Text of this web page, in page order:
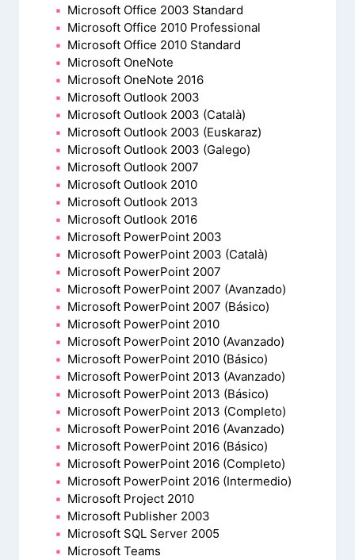
Microsoft Office 2003 Standard
Microsoft Office 2010 Professional
Microsoft Office 2010 Standard
Microsoft OneNote
Microsoft OneNote 2016
Microsoft Outlook 2003
Microsoft Outlook 2003 (Català)
Microsoft Outlook 2003 (Euskaraz)
Microsoft Outlook 2003 (Galego)
Microsoft Outlook 2007
Microsoft Outlook 2010
Microsoft Outlook 2013
Microsoft Outlook 2016
Microsoft PowerPoint 2003
Microsoft PowerPoint 2003 (Català)
Microsoft PowerPoint 2007
Microsoft PowerPoint 2007 (Avanzado)
Microsoft PowerPoint 2007 (Básico)
Microsoft PowerPoint 2010
Microsoft PowerPoint 2010 (Avanzado)
Microsoft PowerPoint 2010 (Básico)
Microsoft PowerPoint 2013 (Avanzado)
Microsoft PowerPoint 2013 (Básico)
Microsoft PowerPoint 2013 (Completo)
Microsoft PowerPoint 2016 (Avanzado)
Microsoft PowerPoint 2016 (Básico)
Microsoft PowerPoint 2016 (Completo)
Microsoft PowerPoint 2016 (Intermedio)
Microsoft Project 2010
Microsoft Publisher 2003
Microsoft SQL Server 2005
Microsoft Teams